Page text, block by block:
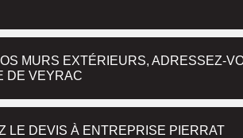
MURS EXTÉRIEURS, ADRESSEZ-
DE VEYRAC
LE DEVIS À ENTREPRISE PIERRAT